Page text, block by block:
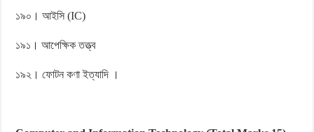
১৯০। আইসি (IC)
১৯১। আপেক্ষিক তত্ত্ব
১৯২। ফোটন কণা ইত্যাদি ।